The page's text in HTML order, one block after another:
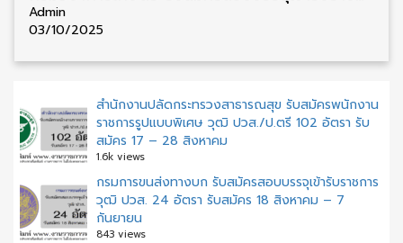
Admin
03/10/2025
สำนักงานปลัดกระทรวงสาธารณสุข รับสมัครพนักงาน
ราชการรูปแบบพิเศษ วุฒิ ปวส./ป.ตรี 102 อัตรา รับ
สมัคร 17 – 28 สิงหาคม
1.6k views
กรมการขนส่งทางบก รับสมัครสอบบรรจุเข้ารับราชการ
วุฒิ ปวส. 24 อัตรา รับสมัคร 18 สิงหาคม – 7
กันยายน
843 views